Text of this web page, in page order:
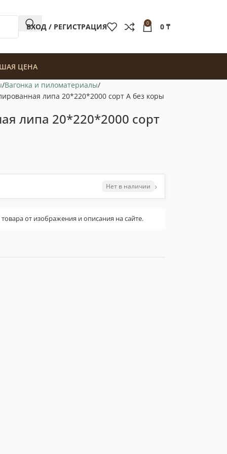
ВХОД / РЕГИСТРАЦИЯ 0 0 ₸
ЦЕНА
Вагонка и пиломатериалы
липа 20*220*2000 сорт А без коры
липа 20*220*2000 сорт
Нет в наличии ›
от изображения и описания на сайте.